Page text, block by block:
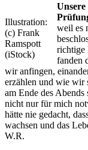
Illustration:
(c) Frank
Ramspott
(iStock)
weil es
richtige
fanden
wir anfingen,
erzählen und wie wir
am Ende des
nicht nur für mich
hätte nie gedacht,
wachsen und das
W.R.